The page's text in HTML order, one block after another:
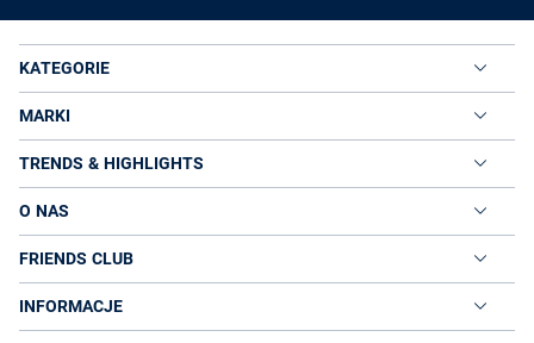
KATEGORIE
MARKI
TRENDS & HIGHLIGHTS
O NAS
FRIENDS CLUB
INFORMACJE